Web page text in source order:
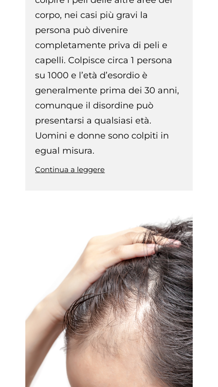
corpo, nei casi più gravi la
persona può divenire
completamente priva di peli e
capelli. Colpisce circa 1 persona
su 1000 e l’età d’esordio è
generalmente prima dei 30 anni,
comunque il disordine può
presentarsi a qualsiasi età.
Uomini e donne sono colpiti in
egual misura.
Continua a leggere